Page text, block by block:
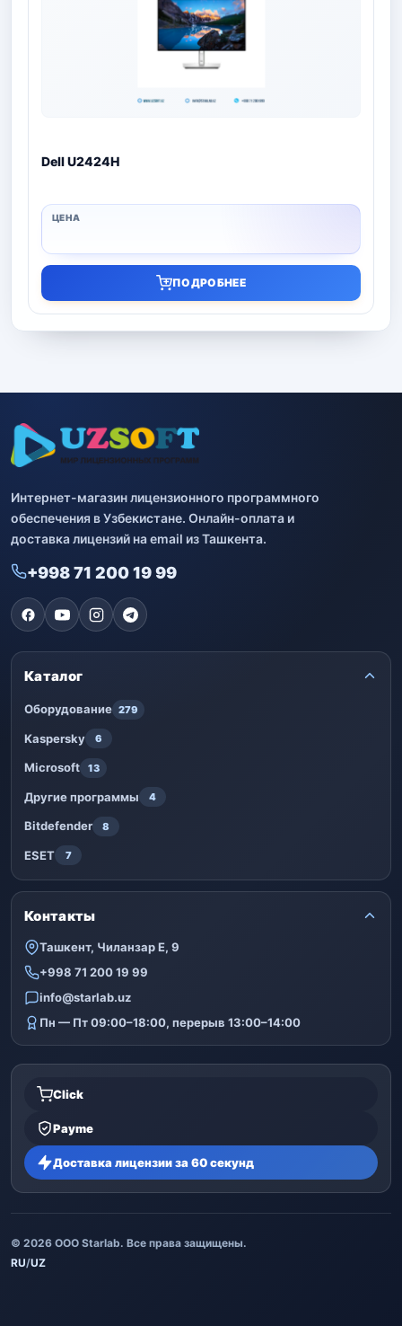
Dell U2424H
ПОДРОБНЕЕ
Интернет-магазин лицензионного программного
обеспечения в Узбекистане. Онлайн-оплата и
доставка лицензий на email из Ташкента.
+998 71 200 19 99
Каталог
Оборудование 279
Kaspersky 6
Microsoft 13
Другие программы 4
Bitdefender 8
ESET 7
Контакты
Ташкент, Чиланзар Е, 9
+998 71 200 19 99
info@starlab.uz
Пн — Пт 09:00–18:00, перерыв 13:00–14:00
Click
Payme
Доставка лицензии за 60 секунд
© 2026 ООО Starlab. Все права защищены.
RU/UZ